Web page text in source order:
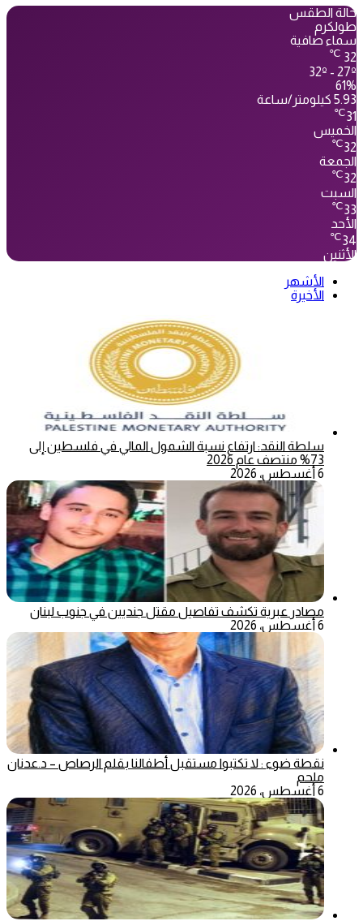
حالة الطقس
طولكرم
سماء صافية
32
℃
32º - 27º
61%
5.93 كيلومتر/ساعة
31
℃
الخميس
32
℃
الجمعة
32
℃
السبت
33
℃
الأحد
34
℃
الأثنين
الأشهر
الأخيرة
سلطة النقد: ارتفاع نسبة الشمول المالي في فلسطين إلى
73% منتصف عام 2026
6 أغسطس، 2026
مصادر عبرية تكشف تفاصيل مقتل جنديين في جنوب لبنان
6 أغسطس، 2026
نقطة ضوء : لا تكتبوا مستقبل أطفالنا بقلم الرصاص – د.عدنان
ملحم
6 أغسطس، 2026